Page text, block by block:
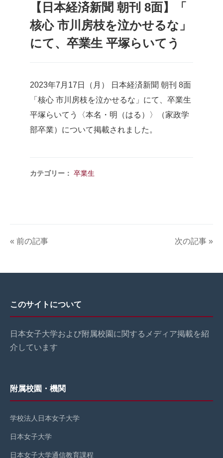
【日本経済新聞 朝刊 8面】「
核心 市川房枝を泣かせるな」
にて、卒業生 平塚らいてう
2023年7月17日（月） 日本経済新聞 朝刊 8面
「核心 市川房枝を泣かせるな」にて、卒業生
平塚らいてう〈本名・明（はる）〉（家政学
部卒業）について掲載されました。
カテゴリー： 卒業生
« 前の記事 次の記事 »
このサイトについて
日本女子大学および附属校園に関するメディア掲載を紹
介しています
附属校園・機関
学校法人日本女子大学
日本女子大学
日本女子大学通信教育課程